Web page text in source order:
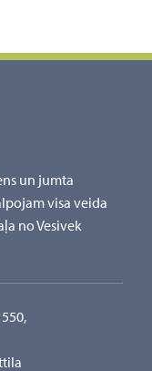
un jumta
visa veida
no Vesivek